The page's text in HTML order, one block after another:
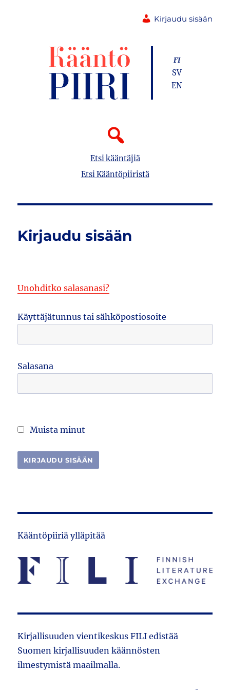
Kirjaudu sisään
Etsi kääntäjiä
Etsi Kääntöpiiristä
FI
SV
EN
Kirjaudu sisään
Unohditko salasanasi?
Käyttäjätunnus tai sähköpostiosoite
Salasana
Muista minut
Kääntöpiiriä ylläpitää
Kirjallisuuden vientikeskus FILI edistää
Suomen kirjallisuuden käännösten
ilmestymistä maailmalla.